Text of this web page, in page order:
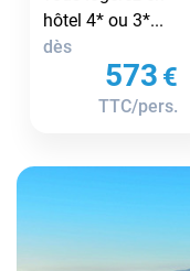
hôtel 4* ou 3*...
dès
573 €
TTC/pers.